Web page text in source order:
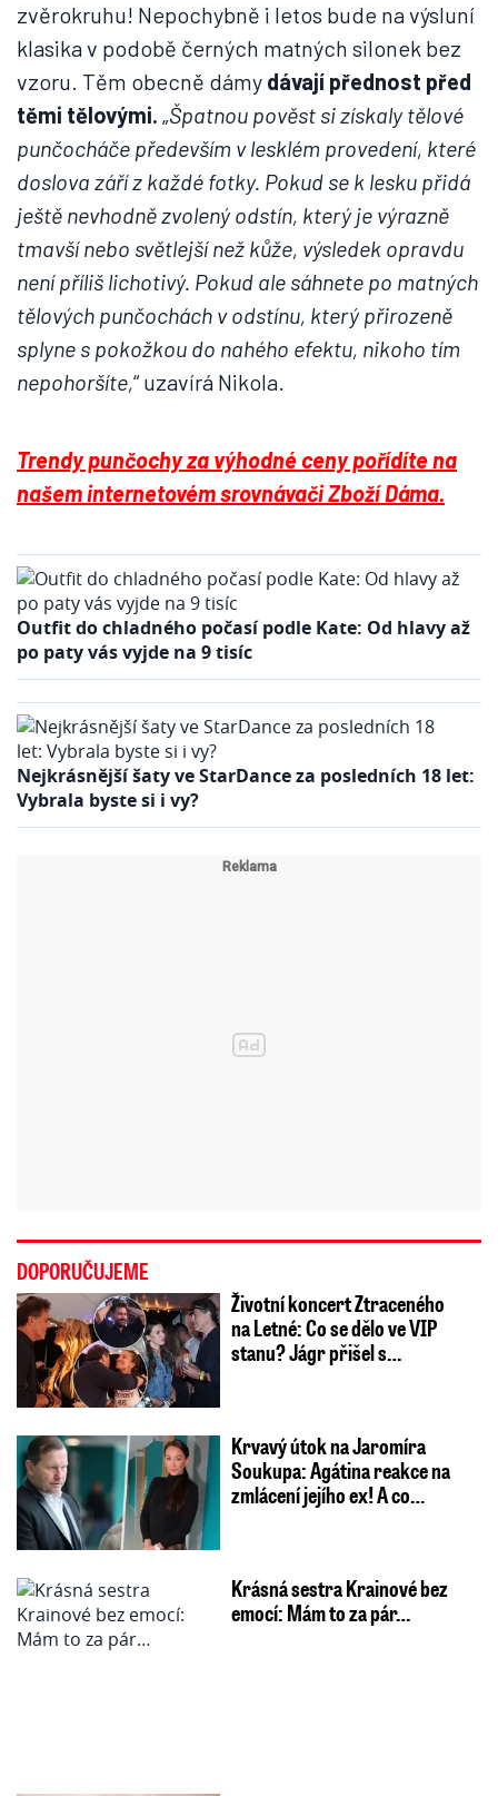
zvěrokruhu! Nepochybně i letos bude na výsluní
klasika v podobě černých matných silonek bez
vzoru. Těm obecně dámy dávají přednost před
těmi tělovými. „Špatnou pověst si získaly tělové
punčocháče především v lesklém provedení, které
doslova září z každé fotky. Pokud se k lesku přidá
ještě nevhodně zvolený odstín, který je výrazně
tmavší nebo světlejší než kůže, výsledek opravdu
není příliš lichotivý. Pokud ale sáhnete po matných
tělových punčochách v odstínu, který přirozeně
splyne s pokožkou do nahého efektu, nikoho tím
nepohoršíte,“ uzavírá Nikola.
Trendy punčochy za výhodné ceny pořídíte na
našem internetovém srovnávači Zboží Dáma.
Outfit do chladného počasí podle Kate: Od hlavy až
po paty vás vyjde na 9 tisíc
Nejkrásnější šaty ve StarDance za posledních 18 let:
Vybrala byste si i vy?
DOPORUČUJEME
Životní koncert Ztraceného
na Letné: Co se dělo ve VIP
stanu? Jágr přišel s…
Krvavý útok na Jaromíra
Soukupa: Agátina reakce na
zmlácení jejího ex! A co…
Krásná sestra Krainové bez
emocí: Mám to za pár…